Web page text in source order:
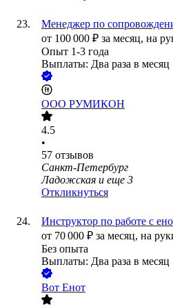
Менеджер по
от 100 000 ₽ за месяц, на
Опыт 1-3 года
Выплаты: Два раза в месяц
ООО РУМИКОН
4.5
•
57 отзывов
Санкт-Петербург
Ладожская и еще 3
Откликнуться
Инструктор по работе с
от 70 000 ₽ за месяц, на
Без опыта
Выплаты: Два раза в месяц
Вот Енот